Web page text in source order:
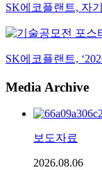
SK에코플랜트, 자
SK에코플랜트,
Media Archive
보도자료
2026.08.06